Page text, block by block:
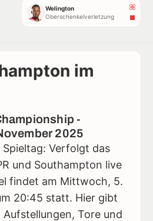
Welington
Oberschenkelverletzung
im
-
2025
Spieltag: Verfolgt das
und Southampton live
findet am Mittwoch, 5.
20:45 statt. Hier gibt
Tore und